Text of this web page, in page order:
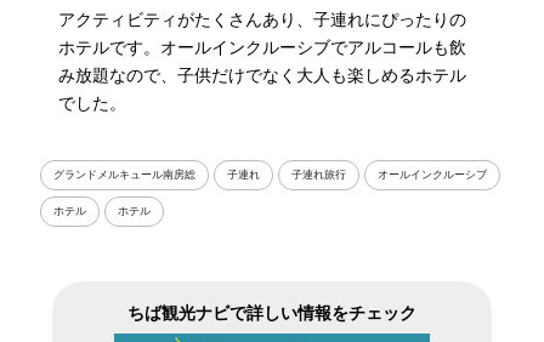
アクティビティがたくさんあり、子連れにぴったりの
ホテルです。オールインクルーシブでアルコールも飲
み放題なので、子供だけでなく大人も楽しめるホテル
でした。
グランドメルキュール南房総 子連れ 子連れ旅行 オールインクルーシブ
ホテル ホテル
ちば観光ナビで詳しい情報をチェック